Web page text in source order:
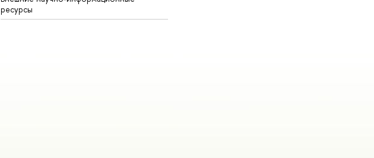
ресурсы